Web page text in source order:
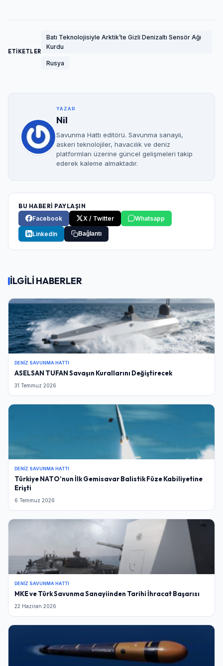
ETİKETLER
Batı Teknolojisiyle Arktik’te Gizli Denizaltı Sensör Ağı
Kurdu
Rusya
YAZAR
Nil
Savunma Hattı editörü. Savunma sanayii,
askeri teknolojiler, havacılık ve deniz
platformları üzerine güncel gelişmeleri takip
ederek kaleme almaktadır.
BU HABERİ PAYLAŞIN
Facebook
X / Twitter Whatsapp
LinkedIn Bağlantı
İLGİLİ HABERLER
DENIZ SAVUNMA HATTI
ASELSAN TUFAN Savaşın Kurallarını Değiştirecek
31 Temmuz 2026
DENIZ SAVUNMA HATTI
Türkiye NATO’nun İlk Gemisavar Balistik Füze Kabiliyetine
Erişti
6 Temmuz 2026
DENIZ SAVUNMA HATTI
MKE ve Türk Savunma Sanayiinden Tarihi İhracat Başarısı
22 Haziran 2026
Giriş Yap